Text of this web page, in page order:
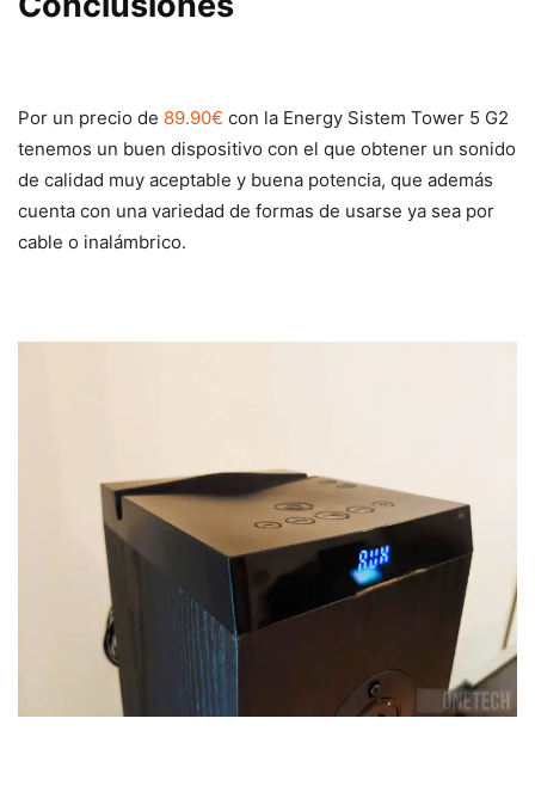
Por un precio de 89.90€ con la Energy Sistem Tower 5 G2
tenemos un buen dispositivo con el que obtener un sonido
de calidad muy aceptable y buena potencia, que además
cuenta con una variedad de formas de usarse ya sea por
cable o inalámbrico.